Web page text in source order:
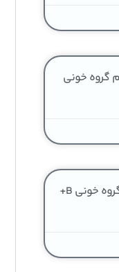
گروه خونی
آگهی عادی — اهداکننده آقا گروه خونی B+